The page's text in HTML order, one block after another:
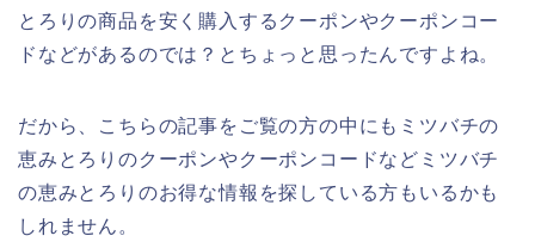
とろりの商品を安く購入するクーポンやクーポンコー
ドなどがあるのでは？とちょっと思ったんですよね。
だから、こちらの記事をご覧の方の中にもミツバチの
恵みとろりのクーポンやクーポンコードなどミツバチ
の恵みとろりのお得な情報を探している方もいるかも
しれません。